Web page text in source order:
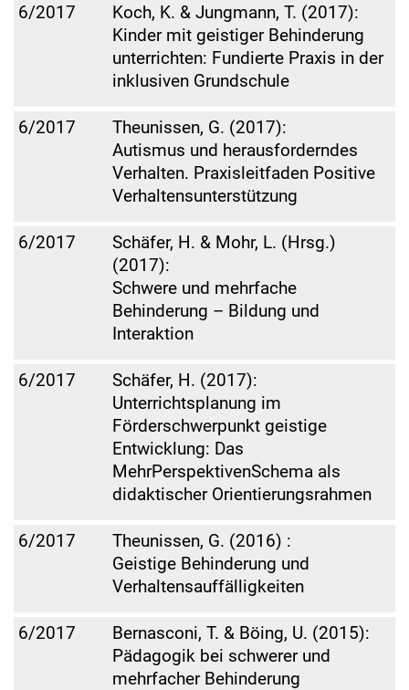
6/2017
Koch, K. & Jungmann, T. (2017):
Kinder mit geistiger Behinderung
unterrichten: Fundierte Praxis in der
inklusiven Grundschule
6/2017
Theunissen, G. (2017):
Autismus und herausforderndes
Verhalten. Praxisleitfaden Positive
Verhaltensunterstützung
6/2017
Schäfer, H. & Mohr, L. (Hrsg.)
(2017):
Schwere und mehrfache
Behinderung – Bildung und
Interaktion
6/2017
Schäfer, H. (2017):
Unterrichtsplanung im
Förderschwerpunkt geistige
Entwicklung: Das
MehrPerspektivenSchema als
didaktischer Orientierungsrahmen
6/2017
Theunissen, G. (2016) :
Geistige Behinderung und
Verhaltensauffälligkeiten
6/2017
Bernasconi, T. & Böing, U. (2015):
Pädagogik bei schwerer und
mehrfacher Behinderung